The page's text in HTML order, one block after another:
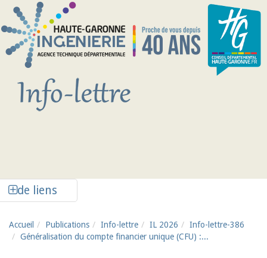
Aller au contenu principal
de liens
Accueil Publications Info-lettre IL 2026
Info-lettre-386
Généralisation du compte financier unique (CFU) :...